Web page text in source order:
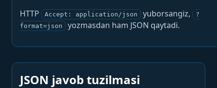
HTTP
Accept: application/json yuborsangiz,
?
format=json
yozmasdan ham JSON qaytadi.
JSON javob tuzilmasi